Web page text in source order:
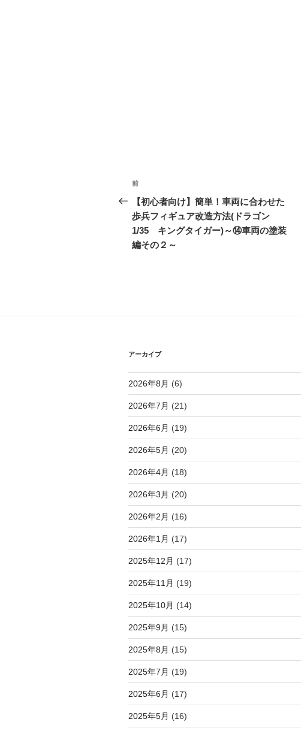
投
稿
ナ
ビ
ン
前
の
投
稿
前
【初心者向け】簡単！車両に合わせた
歩兵フィギュア改造方法(ドラゴン
1/35 キングタイガー)～⑭車両の塗装
編その２～
アーカイブ
2026年8月 (6)
2026年7月 (21)
2026年6月 (19)
2026年5月 (20)
2026年4月 (18)
2026年3月 (20)
2026年2月 (16)
2026年1月 (17)
2025年12月 (17)
2025年11月 (19)
2025年10月 (14)
2025年9月 (15)
2025年8月 (15)
2025年7月 (19)
2025年6月 (17)
2025年5月 (16)